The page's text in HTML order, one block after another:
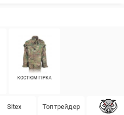
КОСТЮМ ГІРКА
Siteх Топтрейдер